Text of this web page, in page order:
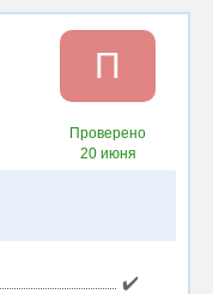
П
Проверено
20 июня
✔️